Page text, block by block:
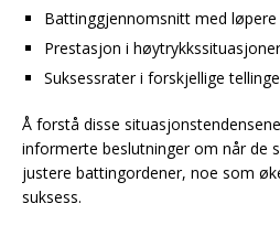
Battinggjennomsnitt med
Prestasjon i høytrykkssituasjoner
Suksessrater i forskjellige
Å forstå disse
informerte beslutninger om når de
justere battingordener, noe som
suksess.